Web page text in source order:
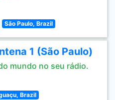
São Paulo, Brazil
1 (São Paulo)
mundo no seu rádio.
Brazil